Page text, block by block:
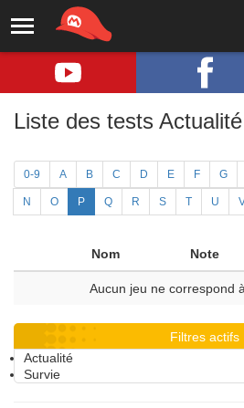
Liste des tests Actualité
0-9 A B C D E F G
N O P Q R S T U
Nom Note
Aucun jeu ne correspond
Filtres actifs
Actualité
Survie